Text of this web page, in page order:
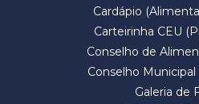
Cardápio
Carteirinha CEU
Conselho de
Conselho
Galeria de